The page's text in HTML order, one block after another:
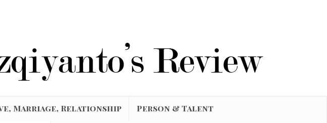
Marriage, Relationship Person & Talent